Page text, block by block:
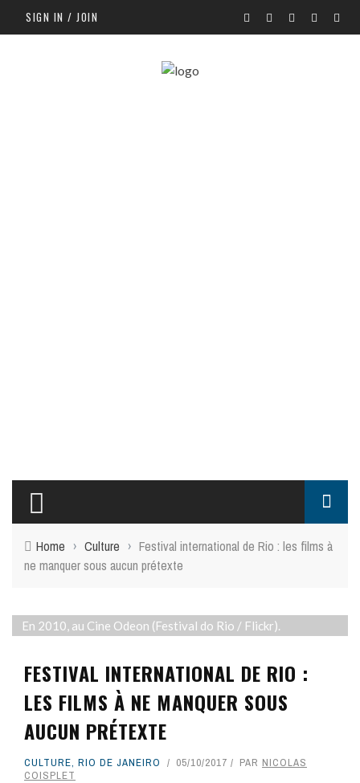
SIGN IN / JOIN
Home › Culture › Festival international de Rio : les films à
ne manquer sous aucun prétexte
En 2010, au Cine Odeon (Festival do Rio / Flickr).
FESTIVAL INTERNATIONAL DE RIO :
LES FILMS À NE MANQUER SOUS
AUCUN PRÉTEXTE
CULTURE, RIO DE JANEIRO 05/10/2017 PAR NICOLAS
COISPLET